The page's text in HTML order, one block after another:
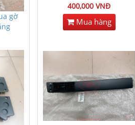
400,000 VNĐ
Mua hàng
gờ